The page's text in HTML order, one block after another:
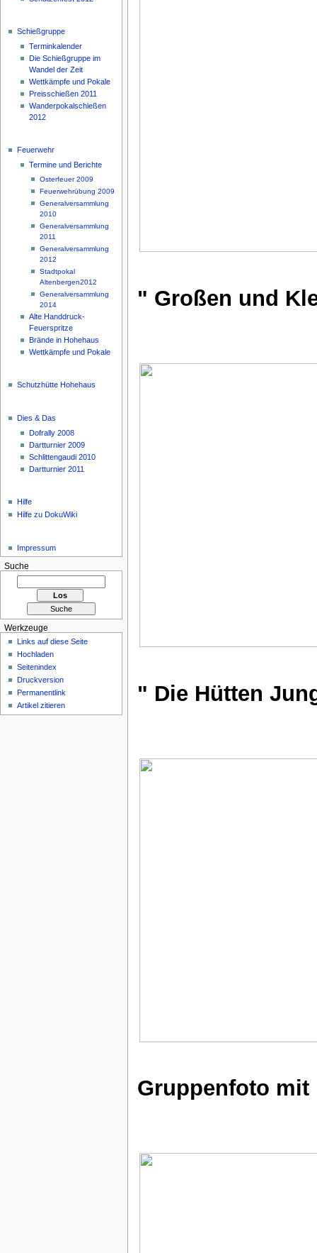
" Großen und
" Die Hütten
Gruppenfoto
Schießgruppe
Terminkalender
Die Schießgruppe im
Wandel der Zeit
Wettkämpfe und Pokale
Preisschießen 2011
Wanderpokalschießen
2012
Feuerwehr
Termine und Berichte
Osterfeuer 2009
Feuerwehrübung 2009
Generalversammlung
2010
Generalversammlung
2011
Generalversammlung
2012
Stadtpokal
Altenbergen2012
Generalversammlung
2014
Alte Handdruck-
Feuerspritze
Brände in Hohehaus
Wettkämpfe und Pokale
Schutzhütte Hohehaus
Dies & Das
Dofrally 2008
Dartturnier 2009
Schlittengaudi 2010
Dartturnier 2011
Hilfe
Hilfe zu DokuWiki
Impressum
Suche
Werkzeuge
Links auf diese Seite
Hochladen
Seitenindex
Druckversion
Permanentlink
Artikel zitieren